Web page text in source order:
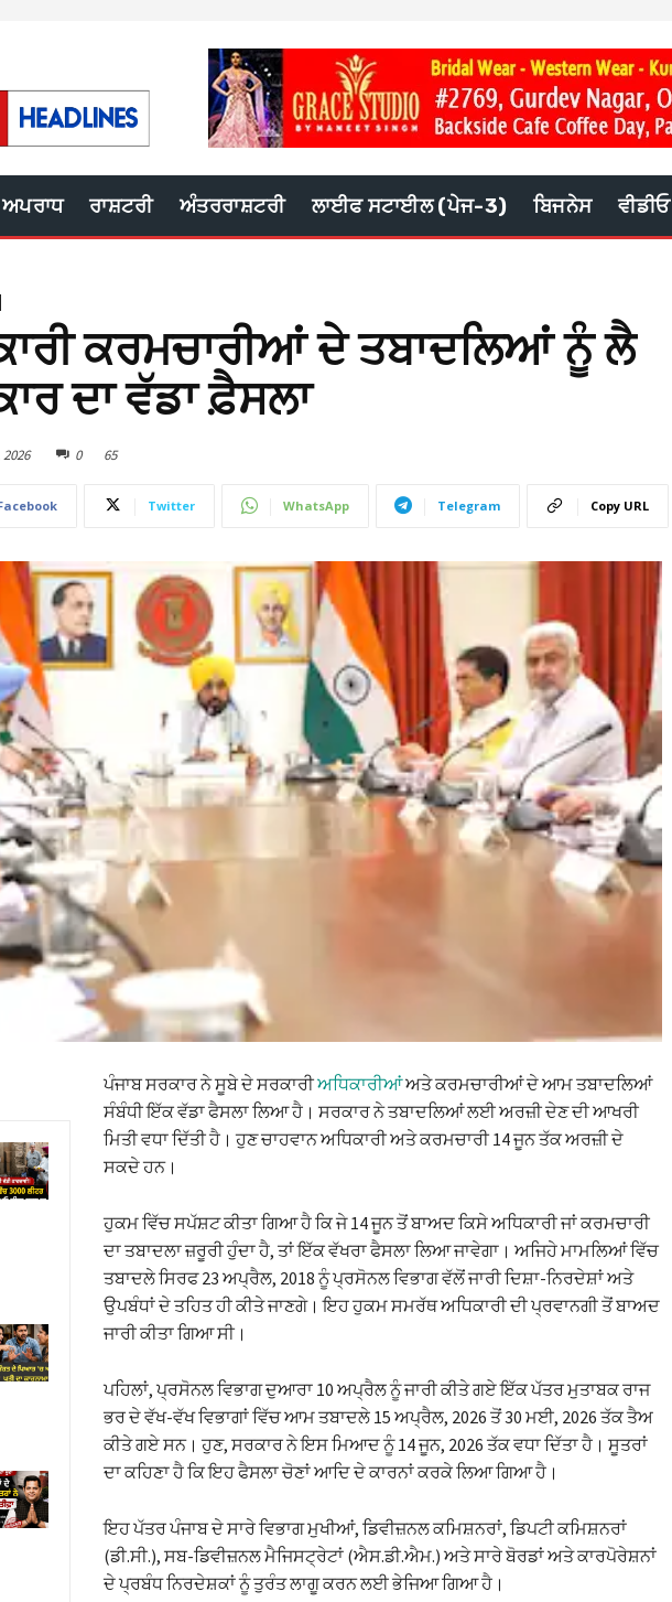
ਅਪਰਾਧ ਰਾਸ਼ਟਰੀ ਅੰਤਰਰਾਸ਼ਟਰੀ ਲਾਈਫ ਸਟਾਈਲ (ਪੇਜ-3) ਬਿਜਨੇਸ ਵੀਡੀਓ
ਕਰਮਚਾਰੀਆਂ ਦੇ ਤਬਾਦਲਿਆਂ ਨੂੰ ਲੈ
ਦਾ ਵੱਡਾ ਫ਼ੈਸਲਾ
0 65
Twitter WhatsApp Telegram Copy URL
ਪੰਜਾਬ ਸਰਕਾਰ ਨੇ ਸੂਬੇ ਦੇ ਸਰਕਾਰੀਅਧਿਕਾਰੀਆਂਅਤੇ ਕਰਮਚਾਰੀਆਂ ਦੇ ਆਮ ਤਬਾਦਲਿਆਂ
ਸੰਬੰਧੀ ਇੱਕ ਵੱਡਾ ਫੈਸਲਾ ਲਿਆ ਹੈ। ਸਰਕਾਰ ਨੇ ਤਬਾਦਲਿਆਂ ਲਈ ਅਰਜ਼ੀ ਦੇਣ ਦੀ ਆਖਰੀ
ਮਿਤੀ ਵਧਾ ਦਿੱਤੀ ਹੈ। ਹੁਣ ਚਾਹਵਾਨ ਅਧਿਕਾਰੀ ਅਤੇ ਕਰਮਚਾਰੀ 14 ਜੂਨ ਤੱਕ ਅਰਜ਼ੀ ਦੇ
ਸਕਦੇ ਹਨ।
ਹੁਕਮ ਵਿੱਚ ਸਪੱਸ਼ਟ ਕੀਤਾ ਗਿਆ ਹੈ ਕਿ ਜੇ 14 ਜੂਨ ਤੋਂ ਬਾਅਦ ਕਿਸੇ ਅਧਿਕਾਰੀ ਜਾਂ ਕਰਮਚਾਰੀ
ਦਾ ਤਬਾਦਲਾ ਜ਼ਰੂਰੀ ਹੁੰਦਾ ਹੈ, ਤਾਂ ਇੱਕ ਵੱਖਰਾ ਫੈਸਲਾ ਲਿਆ ਜਾਵੇਗਾ। ਅਜਿਹੇ ਮਾਮਲਿਆਂ ਵਿੱਚ
ਤਬਾਦਲੇ ਸਿਰਫ 23 ਅਪ੍ਰੈਲ, 2018 ਨੂੰ ਪ੍ਰਸੋਨਲ ਵਿਭਾਗ ਵੱਲੋਂ ਜਾਰੀ ਦਿਸ਼ਾ-ਨਿਰਦੇਸ਼ਾਂ ਅਤੇ
ਉਪਬੰਧਾਂ ਦੇ ਤਹਿਤ ਹੀ ਕੀਤੇ ਜਾਣਗੇ। ਇਹ ਹੁਕਮ ਸਮਰੱਥ ਅਧਿਕਾਰੀ ਦੀ ਪ੍ਰਵਾਨਗੀ ਤੋਂ ਬਾਅਦ
ਜਾਰੀ ਕੀਤਾ ਗਿਆ ਸੀ।
ਪਹਿਲਾਂ, ਪ੍ਰਸੋਨਲ ਵਿਭਾਗ ਦੁਆਰਾ 10 ਅਪ੍ਰੈਲ ਨੂੰ ਜਾਰੀ ਕੀਤੇ ਗਏ ਇੱਕ ਪੱਤਰ ਮੁਤਾਬਕ ਰਾਜ
ਭਰ ਦੇ ਵੱਖ-ਵੱਖ ਵਿਭਾਗਾਂ ਵਿੱਚ ਆਮ ਤਬਾਦਲੇ 15 ਅਪ੍ਰੈਲ, 2026 ਤੋਂ 30 ਮਈ, 2026 ਤੱਕ ਤੈਅ
ਕੀਤੇ ਗਏ ਸਨ। ਹੁਣ, ਸਰਕਾਰ ਨੇ ਇਸ ਮਿਆਦ ਨੂੰ 14 ਜੂਨ, 2026 ਤੱਕ ਵਧਾ ਦਿੱਤਾ ਹੈ। ਸੂਤਰਾਂ
ਦਾ ਕਹਿਣਾ ਹੈ ਕਿ ਇਹ ਫੈਸਲਾ ਚੋਣਾਂ ਆਦਿ ਦੇ ਕਾਰਨਾਂ ਕਰਕੇ ਲਿਆ ਗਿਆ ਹੈ।
ਇਹ ਪੱਤਰ ਪੰਜਾਬ ਦੇ ਸਾਰੇ ਵਿਭਾਗ ਮੁਖੀਆਂ, ਡਿਵੀਜ਼ਨਲ ਕਮਿਸ਼ਨਰਾਂ, ਡਿਪਟੀ ਕਮਿਸ਼ਨਰਾਂ
(ਡੀ.ਸੀ.), ਸਬ-ਡਿਵੀਜ਼ਨਲ ਮੈਜਿਸਟ੍ਰੇਟਾਂ (ਐਸ.ਡੀ.ਐਮ.) ਅਤੇ ਸਾਰੇ ਬੋਰਡਾਂ ਅਤੇ ਕਾਰਪੋਰੇਸ਼ਨਾਂ
ਦੇ ਪ੍ਰਬੰਧ ਨਿਰਦੇਸ਼ਕਾਂ ਨੂੰ ਤੁਰੰਤ ਲਾਗੂ ਕਰਨ ਲਈ ਭੇਜਿਆ ਗਿਆ ਹੈ।